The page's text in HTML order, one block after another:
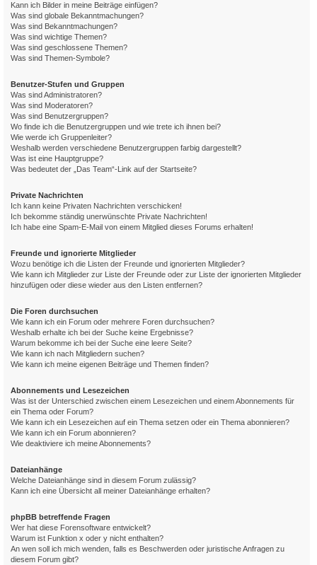
Kann ich Bilder in meine Beiträge einfügen?
Was sind globale Bekanntmachungen?
Was sind Bekanntmachungen?
Was sind wichtige Themen?
Was sind geschlossene Themen?
Was sind Themen-Symbole?
Benutzer-Stufen und Gruppen
Was sind Administratoren?
Was sind Moderatoren?
Was sind Benutzergruppen?
Wo finde ich die Benutzergruppen und wie trete ich ihnen bei?
Wie werde ich Gruppenleiter?
Weshalb werden verschiedene Benutzergruppen farbig dargestellt?
Was ist eine Hauptgruppe?
Was bedeutet der „Das Team“-Link auf der Startseite?
Private Nachrichten
Ich kann keine Privaten Nachrichten verschicken!
Ich bekomme ständig unerwünschte Private Nachrichten!
Ich habe eine Spam-E-Mail von einem Mitglied dieses Forums erhalten!
Freunde und ignorierte Mitglieder
Wozu benötige ich die Listen der Freunde und ignorierten Mitglieder?
Wie kann ich Mitglieder zur Liste der Freunde oder zur Liste der ignorierten Mitglieder
hinzufügen oder diese wieder aus den Listen entfernen?
Die Foren durchsuchen
Wie kann ich ein Forum oder mehrere Foren durchsuchen?
Weshalb erhalte ich bei der Suche keine Ergebnisse?
Warum bekomme ich bei der Suche eine leere Seite?
Wie kann ich nach Mitgliedern suchen?
Wie kann ich meine eigenen Beiträge und Themen finden?
Abonnements und Lesezeichen
Was ist der Unterschied zwischen einem Lesezeichen und einem Abonnements für
ein Thema oder Forum?
Wie kann ich ein Lesezeichen auf ein Thema setzen oder ein Thema abonnieren?
Wie kann ich ein Forum abonnieren?
Wie deaktiviere ich meine Abonnements?
Dateianhänge
Welche Dateianhänge sind in diesem Forum zulässig?
Kann ich eine Übersicht all meiner Dateianhänge erhalten?
phpBB betreffende Fragen
Wer hat diese Forensoftware entwickelt?
Warum ist Funktion x oder y nicht enthalten?
An wen soll ich mich wenden, falls es Beschwerden oder juristische Anfragen zu
diesem Forum gibt?